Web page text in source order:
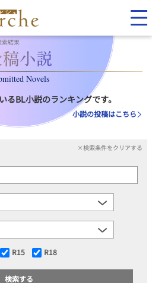
索結果
Novels
るBL小説のランキングです。
小説の投稿はこちら
×検索条件をクリアする
R15 R18